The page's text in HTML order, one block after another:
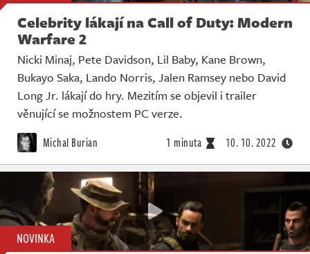
Celebrity lákají na Call of Duty: Modern
Warfare 2
Nicki Minaj, Pete Davidson, Lil Baby, Kane Brown,
Bukayo Saka, Lando Norris, Jalen Ramsey nebo David
Long Jr. lákají do hry. Mezitím se objevil i trailer
věnující se možnostem PC verze.
Michal Burian 1 minuta 10. 10. 2022
NOVINKA